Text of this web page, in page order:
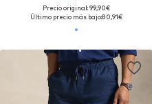
Precio original: 99,90€
Último precio más bajo:80,91€